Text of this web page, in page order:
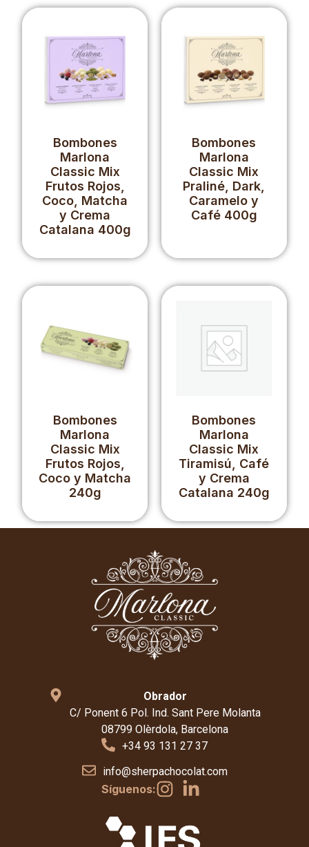
Bombones
Marlona
Classic Mix
Frutos Rojos,
Coco, Matcha
y Crema
Catalana 400g
Bombones
Marlona
Classic Mix
Praliné, Dark,
Caramelo y
Café 400g
Bombones
Marlona
Classic Mix
Frutos Rojos,
Coco y Matcha
240g
Bombones
Marlona
Classic Mix
Tiramisú, Café
y Crema
Catalana 240g
Obrador
C/ Ponent 6 Pol. Ind. Sant Pere Molanta
08799 Olèrdola, Barcelona
+34 93 131 27 37
info@sherpachocolat.com
Síguenos: